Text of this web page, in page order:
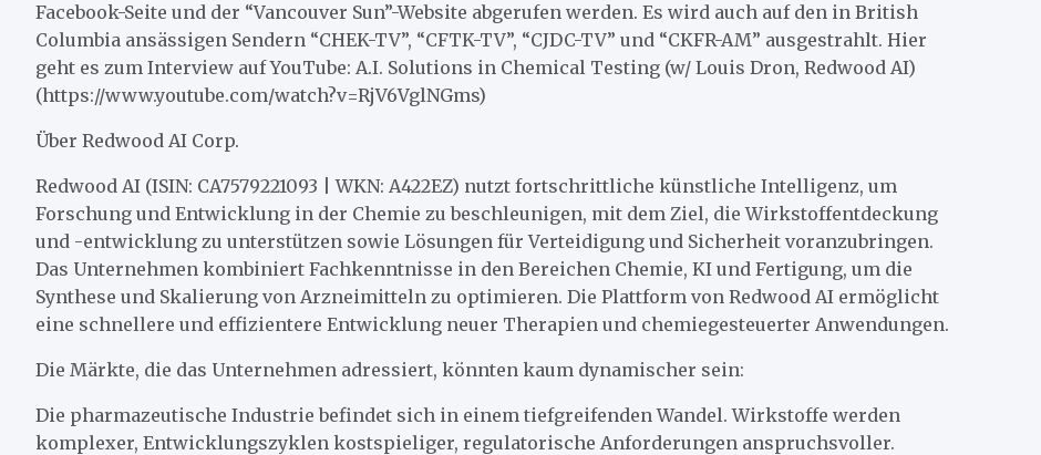
Facebook-Seite und der “Vancouver Sun”-Website abgerufen werden. Es wird auch auf den in British
Columbia ansässigen Sendern “CHEK-TV”, “CFTK-TV”, “CJDC-TV” und “CKFR-AM” ausgestrahlt. Hier
geht es zum Interview auf YouTube: A.I. Solutions in Chemical Testing (w/ Louis Dron, Redwood AI)
(https://www.youtube.com/watch?v=RjV6VglNGms)
Über Redwood AI Corp.
Redwood AI (ISIN: CA7579221093 | WKN: A422EZ) nutzt fortschrittliche künstliche Intelligenz, um
Forschung und Entwicklung in der Chemie zu beschleunigen, mit dem Ziel, die Wirkstoffentdeckung
und -entwicklung zu unterstützen sowie Lösungen für Verteidigung und Sicherheit voranzubringen.
Das Unternehmen kombiniert Fachkenntnisse in den Bereichen Chemie, KI und Fertigung, um die
Synthese und Skalierung von Arzneimitteln zu optimieren. Die Plattform von Redwood AI ermöglicht
eine schnellere und effizientere Entwicklung neuer Therapien und chemiegesteuerter Anwendungen.
Die Märkte, die das Unternehmen adressiert, könnten kaum dynamischer sein:
Die pharmazeutische Industrie befindet sich in einem tiefgreifenden Wandel. Wirkstoffe werden
komplexer, Entwicklungszyklen kostspieliger, regulatorische Anforderungen anspruchsvoller.